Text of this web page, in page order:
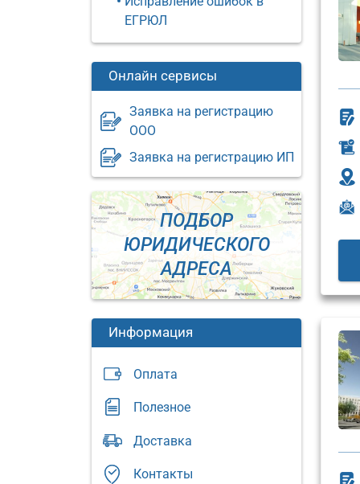
ЕГРЮЛ
Онлайн сервисы
Заявка на регистрацию
ООО
Заявка на регистрацию ИП
ПОДБОР
ЮРИДИЧЕСКОГО
АДРЕСА
Информация
Оплата
Полезное
Доставка
Контакты
адрес:
Москва,